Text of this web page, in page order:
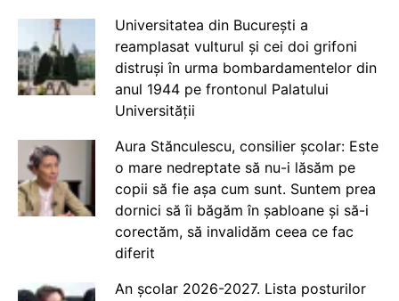
Universitatea din București a
reamplasat vulturul și cei doi grifoni
distruși în urma bombardamentelor din
anul 1944 pe frontonul Palatului
Universității
Aura Stănculescu, consilier școlar: Este
o mare nedreptate să nu-i lăsăm pe
copii să fie așa cum sunt. Suntem prea
dornici să îi băgăm în șabloane și să-i
corectăm, să invalidăm ceea ce fac
diferit
An școlar 2026-2027. Lista posturilor